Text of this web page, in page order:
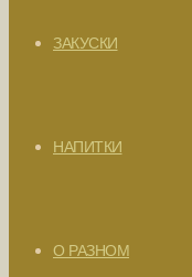
ЗАКУСКИ
НАПИТКИ
О РАЗНОМ